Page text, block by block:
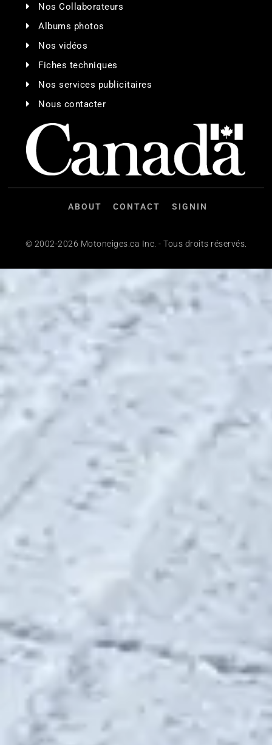
Nos Collaborateurs
Albums photos
Nos vidéos
Fiches techniques
Nos services publicitaires
Nous contacter
ABOUT CONTACT SIGNIN
© 2002-2026 Motoneiges.ca Inc. - Tous droits réservés.